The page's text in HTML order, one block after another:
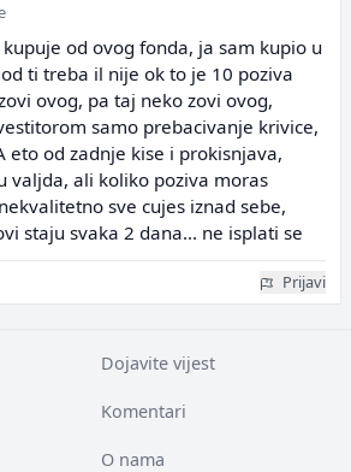
od ovog fonda, ja sam kupio u
ti treba il nije ok to je 10 poziva
ovog, pa taj neko zovi ovog,
samo prebacivanje krivice,
eto od zadnje kise i prokisnjava,
valjda, ali koliko poziva moras
sve cujes iznad sebe,
staju svaka 2 dana... ne isplati se
Prijavi
Dojavite vijest
Komentari
O nama